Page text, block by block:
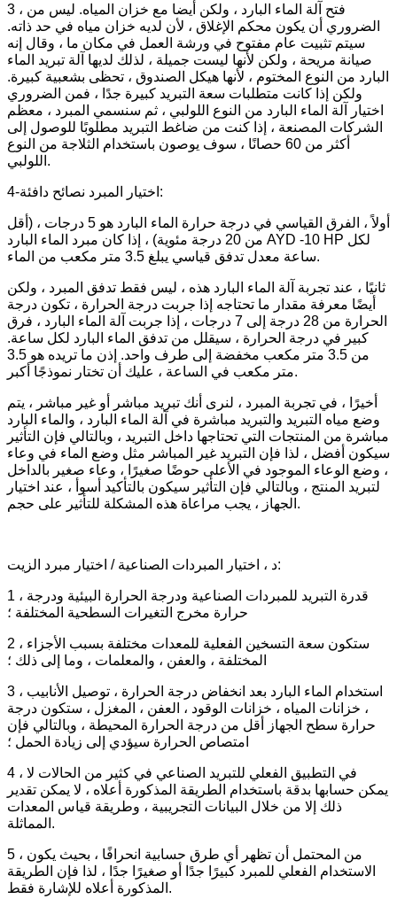
3 ، فتح آلة الماء البارد ، ولكن أيضا مع خزان المياه. ليس من
الضروري أن يكون محكم الإغلاق ، لأن لديه خزان مياه في حد ذاته.
سيتم تثبيت عام مفتوح في ورشة العمل في مكان ما ، وقال إنه
صيانة مريحة ، ولكن لأنها ليست جميلة ، لذلك لديها آلة تبريد الماء
البارد من النوع المختوم ، لأنها هيكل الصندوق ، تحظى بشعبية كبيرة.
ولكن إذا كانت متطلبات سعة التبريد كبيرة جدًا ، فمن الضروري
اختيار آلة الماء البارد من النوع اللولبي ، ثم سنسمي المبرد ، معظم
الشركات المصنعة ، إذا كنت من ضاغط التبريد مطلوبًا للوصول إلى
أكثر من 60 حصانًا ، سوف يوصون باستخدام الثلاجة من النوع
اللولبي.
4-اختيار المبرد نصائح دافئة:
أولاً ، الفرق القياسي في درجة حرارة الماء البارد هو 5 درجات ، (أقل
من 20 درجة مئوية) ، إذا كان مبرد الماء البارد AYD -10 HP لكل
ساعة معدل تدفق قياسي يبلغ 3.5 متر مكعب من الماء.
ثانيًا ، عند تجربة آلة الماء البارد هذه ، ليس فقط تدفق المبرد ، ولكن
أيضًا معرفة مقدار ما تحتاجه إذا جربت درجة الحرارة ، تكون درجة
الحرارة من 28 درجة إلى 7 درجات ، إذا جربت آلة الماء البارد ، فرق
كبير في درجة الحرارة ، سيقلل من تدفق الماء البارد لكل ساعة.
من 3.5 متر مكعب مخفضة إلى طرف واحد. إذن ما تريده هو 3.5
متر مكعب في الساعة ، عليك أن تختار نموذجًا أكبر.
أخيرًا ، في تجربة المبرد ، لنرى أنك تبريد مباشر أو غير مباشر ، يتم
وضع مياه التبريد والتبريد مباشرة في آلة الماء البارد ، والماء البارد
مباشرة من المنتجات التي تحتاجها داخل التبريد ، وبالتالي فإن التأثير
سيكون أفضل ، لذا فإن التبريد غير المباشر مثل وضع الماء في وعاء
، وضع الوعاء الموجود في الأعلى حوضًا صغيرًا ، وعاء صغير بالداخل
لتبريد المنتج ، وبالتالي فإن التأثير سيكون بالتأكيد أسوأ ، عند اختيار
الجهاز ، يجب مراعاة هذه المشكلة للتأثير على حجم.
د ، اختيار المبردات الصناعية / اختيار مبرد الزيت:
1 ، قدرة التبريد للمبردات الصناعية ودرجة الحرارة البيئية ودرجة
حرارة مخرج التغيرات السطحية المختلفة ؛
2 ، ستكون سعة التسخين الفعلية للمعدات مختلفة بسبب الأجزاء
المختلفة ، والعفن ، والمعلمات ، وما إلى ذلك ؛
3 ، استخدام الماء البارد بعد انخفاض درجة الحرارة ، توصيل الأنابيب
، خزانات المياه ، خزانات الوقود ، العفن ، المغزل ، ستكون درجة
حرارة سطح الجهاز أقل من درجة الحرارة المحيطة ، وبالتالي فإن
امتصاص الحرارة سيؤدي إلى زيادة الحمل ؛
4 ، في التطبيق الفعلي للتبريد الصناعي في كثير من الحالات لا
يمكن حسابها بدقة باستخدام الطريقة المذكورة أعلاه ، لا يمكن تقدير
ذلك إلا من خلال البيانات التجريبية ، وطريقة قياس المعدات
المماثلة.
5 ، من المحتمل أن تظهر أي طرق حسابية انحرافًا ، بحيث يكون
الاستخدام الفعلي للمبرد كبيرًا جدًا أو صغيرًا جدًا ، لذا فإن الطريقة
المذكورة أعلاه للإشارة فقط.